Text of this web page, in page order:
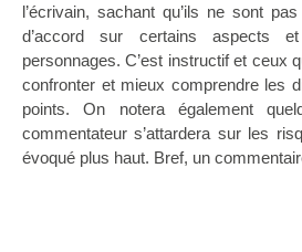
l’écrivain, sachant qu’ils ne sont
d’accord sur certains aspects
personnages. C’est instructif et ceux
confronter et mieux comprendre les
points. On notera également
commentateur s’attardera sur les
évoqué plus haut. Bref, un